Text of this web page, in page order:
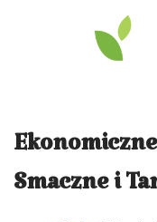
Smaczne i